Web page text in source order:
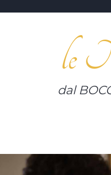
le
dal